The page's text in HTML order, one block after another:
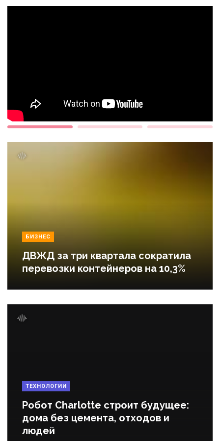
БИЗНЕС
ДВЖД за три квартала сократила
перевозки контейнеров на 10,3%
ТЕХНОЛОГИИ
Робот Charlotte строит будущее:
дома без цемента, отходов и
людей